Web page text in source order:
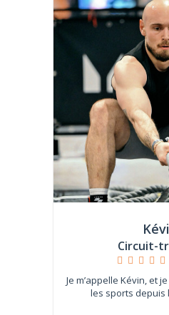
Circuit-
Je m’appelle Kévin, et
les sports depuis